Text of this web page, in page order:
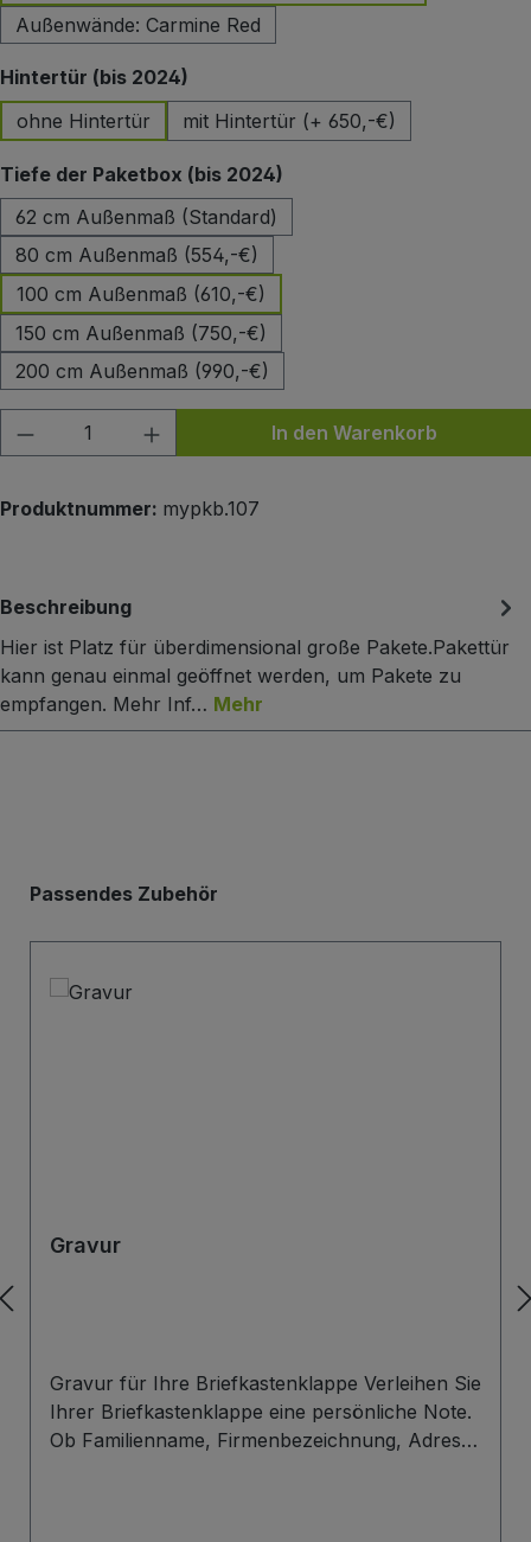
Außenwände: Carmine Red
Hintertür (bis 2024)
ohne Hintertür
mit Hintertür (+ 650,-€)
Tiefe der Paketbox (bis 2024)
62 cm Außenmaß (Standard)
80 cm Außenmaß (554,-€)
100 cm Außenmaß (610,-€)
150 cm Außenmaß (750,-€)
200 cm Außenmaß (990,-€)
Produkt Anzahl: Gib den gewünschten
In den Warenkorb
Produktnummer: mypkb.107
Beschreibung
Hier ist Platz für überdimensional große Pakete.Pakettür
kann genau einmal geöffnet werden, um Pakete zu
empfangen. Mehr Inf… Mehr
Produktgalerie überspringen
Passendes Zubehör
Gravur
Gravur für Ihre Briefkastenklappe Verleihen Sie
Ihrer Briefkastenklappe eine persönliche Note.
Ob Familienname, Firmenbezeichnung, Adresse